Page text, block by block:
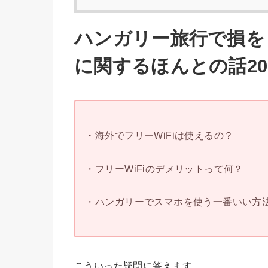
ハンガリー旅行で損
に関するほんとの話
・海外でフリーWiFiは使えるの？
・フリーWiFiのデメリットって何？
・ハンガリーでスマホを使う一番いい方
こういった疑問に答えます。